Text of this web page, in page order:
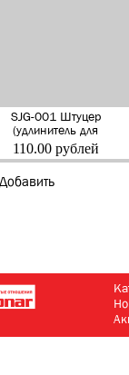
SJG-001 Штуцер
(удлинитель для
смесителя) 10 см.
"Solone"
110.00 рублей
Добавить